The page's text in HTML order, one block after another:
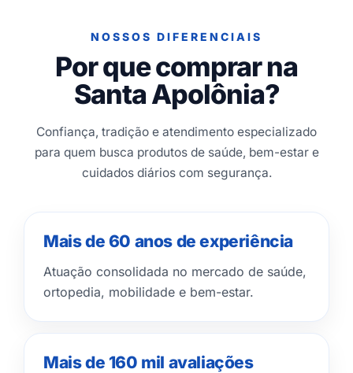
NOSSOS DIFERENCIAIS
Por que comprar na
Santa Apolônia?
Confiança, tradição e atendimento especializado
para quem busca produtos de saúde, bem-estar e
cuidados diários com segurança.
Mais de 60 anos de experiência
Atuação consolidada no mercado de saúde,
ortopedia, mobilidade e bem-estar.
Mais de 160 mil avaliações